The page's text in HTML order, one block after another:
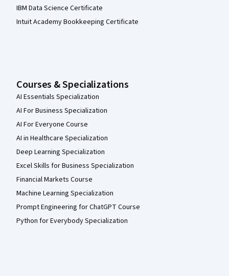
IBM Data Science Certificate
Intuit Academy Bookkeeping Certificate
Courses & Specializations
AI Essentials Specialization
AI For Business Specialization
AI For Everyone Course
AI in Healthcare Specialization
Deep Learning Specialization
Excel Skills for Business Specialization
Financial Markets Course
Machine Learning Specialization
Prompt Engineering for ChatGPT Course
Python for Everybody Specialization